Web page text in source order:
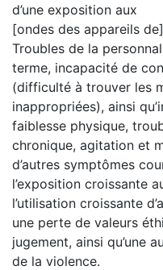
d’une exposition aux
[ondes des appareils
Troubles de la
terme, incapacité de
(difficulté à trouver les
inappropriées), ainsi
faiblesse physique,
chronique, agitation et
d’autres symptômes
l’exposition croissante
l’utilisation croissante
une perte de valeurs
jugement, ainsi qu’une
de la violence.